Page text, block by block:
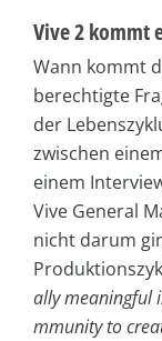
Vive 2 kommt
Wann kommt
berechtigte
der
zwischen
einem
Vive General
nicht darum
ally meaningful
mmunity to